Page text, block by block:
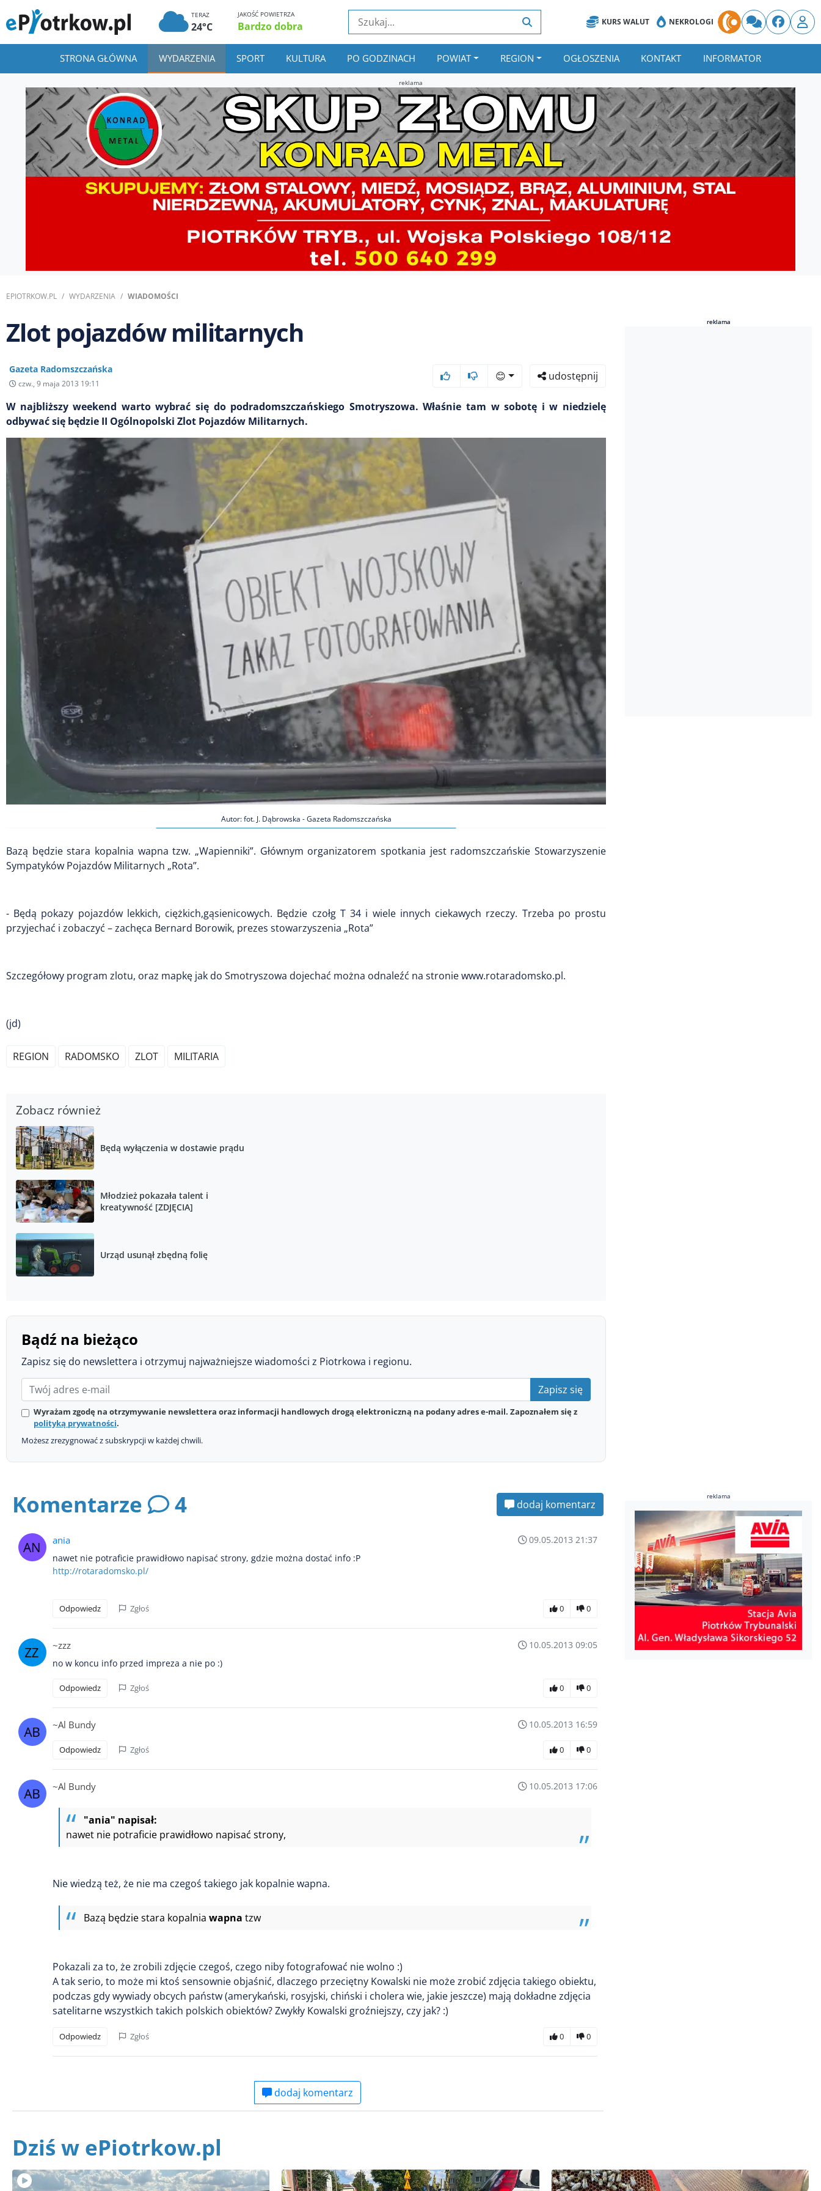
TERAZ
24°C
JAKOŚĆ POWIETRZA
Bardzo dobra KURS WALUT NEKROLOGI
STRONA GŁÓWNA WYDARZENIA SPORT KULTURA PO GODZINACH POWIAT REGION OGŁOSZENIA KONTAKT INFORMATOR
reklama
EPIOTRKOW.PL WYDARZENIA WIADOMOŚCI
Zlot pojazdów militarnych
Gazeta Radomszczańska
czw., 9 maja 2013 19:11
😊 udostępnij
W najbliższy weekend warto wybrać się do podradomszczańskiego Smotryszowa. Właśnie tam w sobotę i w niedzielę
odbywać się będzie II Ogólnopolski Zlot Pojazdów Militarnych.
Autor: fot. J. Dąbrowska - Gazeta Radomszczańska
Bazą będzie stara kopalnia wapna tzw. „Wapienniki”. Głównym organizatorem spotkania jest radomszczańskie Stowarzyszenie
Sympatyków Pojazdów Militarnych „Rota”.
- Będą pokazy pojazdów lekkich, ciężkich,gąsienicowych. Będzie czołg T 34 i wiele innych ciekawych rzeczy. Trzeba po prostu
przyjechać i zobaczyć – zachęca Bernard Borowik, prezes stowarzyszenia „Rota”
Szczegółowy program zlotu, oraz mapkę jak do Smotryszowa dojechać można odnaleźć na stronie www.rotaradomsko.pl.
(jd)
REGION RADOMSKO ZLOT MILITARIA
Zobacz również
Będą wyłączenia w dostawie prądu
Młodzież pokazała talent i
kreatywność [ZDJĘCIA]
Urząd usunął zbędną folię
Bądź na bieżąco
Zapisz się do newslettera i otrzymuj najważniejsze wiadomości z Piotrkowa i regionu.
Zapisz się
Wyrażam zgodę na otrzymywanie newslettera oraz informacji handlowych drogą elektroniczną na podany adres e-mail. Zapoznałem się z
polityką prywatności.
Możesz zrezygnować z subskrypcji w każdej chwili.
reklama
reklama
Komentarze 4 dodaj komentarz
ania
09.05.2013 21:37
nawet nie potraficie prawidłowo napisać strony, gdzie można dostać info :P
http://rotaradomsko.pl/
Odpowiedz Zgłoś 0 0
~zzz
10.05.2013 09:05
no w koncu info przed impreza a nie po :)
Odpowiedz Zgłoś 0 0
~Al Bundy 10.05.2013 16:59
Odpowiedz Zgłoś 0 0
~Al Bundy 10.05.2013 17:06
"ania" napisał:
nawet nie potraficie prawidłowo napisać strony,
Nie wiedzą też, że nie ma czegoś takiego jak kopalnie wapna.
Bazą będzie stara kopalnia wapna tzw
Pokazali za to, że zrobili zdjęcie czegoś, czego niby fotografować nie wolno :)
A tak serio, to może mi ktoś sensownie objaśnić, dlaczego przeciętny Kowalski nie może zrobić zdjęcia takiego obiektu,
podczas gdy wywiady obcych państw (amerykański, rosyjski, chiński i cholera wie, jakie jeszcze) mają dokładne zdjęcia
satelitarne wszystkich takich polskich obiektów? Zwykły Kowalski groźniejszy, czy jak? :)
Odpowiedz Zgłoś 0 0
dodaj komentarz
reklama
Dziś w ePiotrkow.pl